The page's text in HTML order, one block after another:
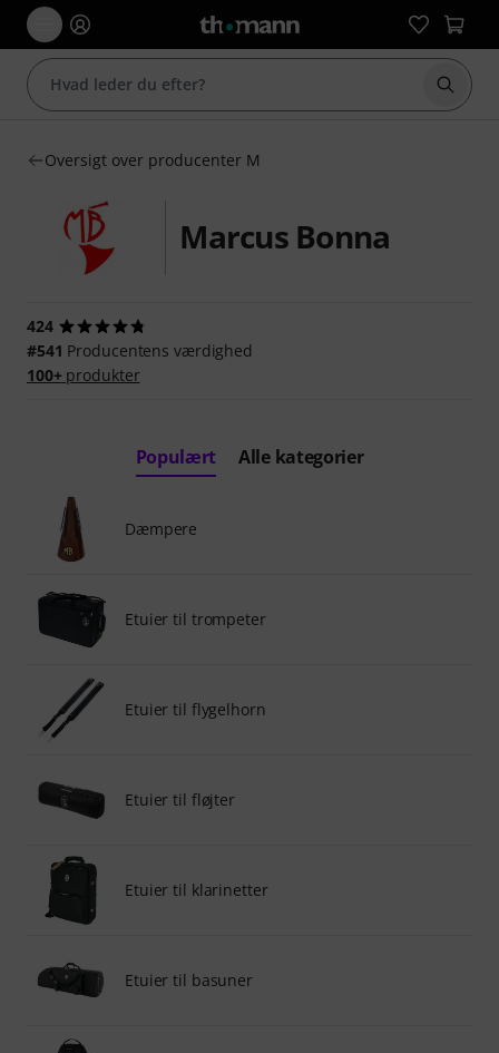
Start
Oversigt over producenter M
Marcus Bonna
424
#541 Producentens værdighed
100+produkter
Populært Alle kategorier
Dæmpere
Etuier til trompeter
Etuier til flygelhorn
Etuier til fløjter
Etuier til klarinetter
Etuier til basuner